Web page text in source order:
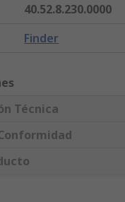
40.52.8.230.0000
Finder
Técnica